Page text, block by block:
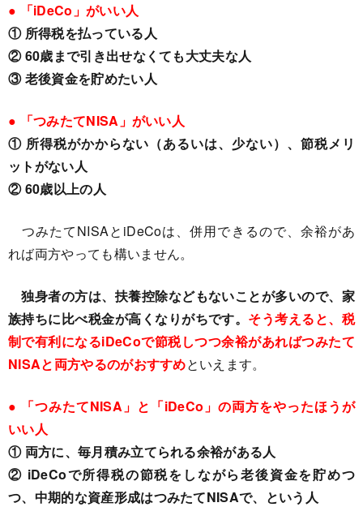
● 「iDeCo」がいい人
① 所得税を払っている人
② 60歳まで引き出せなくても大丈夫な人
③ 老後資金を貯めたい人
● 「つみたてNISA」がいい人
① 所得税がかからない（あるいは、少ない）、節税メリ
ットがない人
② 60歳以上の人
つみたてNISAとiDeCoは、併用できるので、余裕があ
れば両方やっても構いません。
独身者の方は、扶養控除などもないことが多いので、家
族持ちに比べ税金が高くなりがちです。 そう考えると、税
制で有利になるiDeCoで節税しつつ余裕があればつみたて
NISAと両方やるのがおすすめといえます。
● 「つみたてNISA」と「iDeCo」の両方をやったほうが
いい人
① 両方に、毎月積み立てられる余裕がある人
② iDeCoで所得税の節税をしながら老後資金を貯めつ
つ、中期的な資産形成はつみたてNISAで、という人